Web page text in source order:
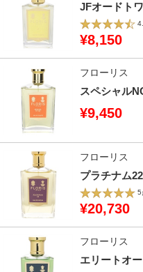
JFオードト
¥8,150
フローリス
スペシャル
¥9,450
フローリス
プラチナム
5
¥20,730
フローリス
エリートオ